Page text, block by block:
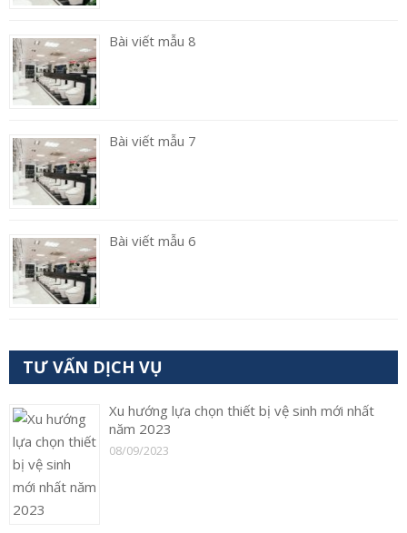
Bài viết mẫu 8
Bài viết mẫu 7
Bài viết mẫu 6
TƯ VẤN DỊCH VỤ
Xu hướng lựa chọn thiết bị vệ sinh mới nhất
năm 2023
08/09/2023